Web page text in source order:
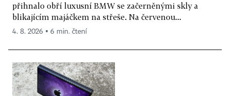
přihnalo obří luxusní BMW se začerněnými skly a
blikajícím majáčkem na střeše. Na červenou...
4. 8. 2026 ▪ 6 min. čtení